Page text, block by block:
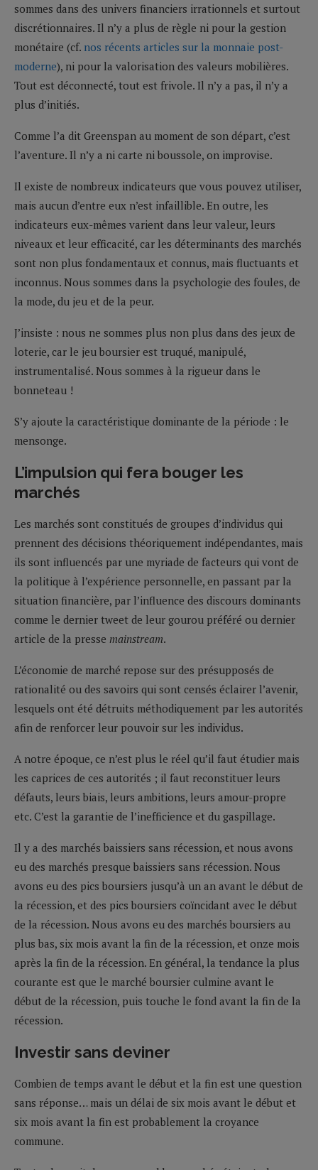
sommes dans des univers financiers irrationnels et surtout
discrétionnaires. Il n’y a plus de règle ni pour la gestion
monétaire (cf. nos récents articles sur la monnaie post-
moderne), ni pour la valorisation des valeurs mobilières.
Tout est déconnecté, tout est frivole. Il n’y a pas, il n’y a
plus d’initiés.
Comme l’a dit Greenspan au moment de son départ, c’est
l’aventure. Il n’y a ni carte ni boussole, on improvise.
Il existe de nombreux indicateurs que vous pouvez utiliser,
mais aucun d’entre eux n’est infaillible. En outre, les
indicateurs eux-mêmes varient dans leur valeur, leurs
niveaux et leur efficacité, car les déterminants des marchés
sont non plus fondamentaux et connus, mais fluctuants et
inconnus. Nous sommes dans la psychologie des foules, de
la mode, du jeu et de la peur.
J’insiste : nous ne sommes plus non plus dans des jeux de
loterie, car le jeu boursier est truqué, manipulé,
instrumentalisé. Nous sommes à la rigueur dans le
bonneteau !
S’y ajoute la caractéristique dominante de la période : le
mensonge.
L’impulsion qui fera bouger les
marchés
Les marchés sont constitués de groupes d’individus qui
prennent des décisions théoriquement indépendantes, mais
ils sont influencés par une myriade de facteurs qui vont de
la politique à l’expérience personnelle, en passant par la
situation financière, par l’influence des discours dominants
comme le dernier tweet de leur gourou préféré ou dernier
article de la presse mainstream.
L’économie de marché repose sur des présupposés de
rationalité ou des savoirs qui sont censés éclairer l’avenir,
lesquels ont été détruits méthodiquement par les autorités
afin de renforcer leur pouvoir sur les individus.
A notre époque, ce n’est plus le réel qu’il faut étudier mais
les caprices de ces autorités ; il faut reconstituer leurs
défauts, leurs biais, leurs ambitions, leurs amour-propre
etc. C’est la garantie de l’inefficience et du gaspillage.
Il y a des marchés baissiers sans récession, et nous avons
eu des marchés presque baissiers sans récession. Nous
avons eu des pics boursiers jusqu’à un an avant le début de
la récession, et des pics boursiers coïncidant avec le début
de la récession. Nous avons eu des marchés boursiers au
plus bas, six mois avant la fin de la récession, et onze mois
après la fin de la récession. En général, la tendance la plus
courante est que le marché boursier culmine avant le
début de la récession, puis touche le fond avant la fin de la
récession.
Investir sans deviner
Combien de temps avant le début et la fin est une question
sans réponse… mais un délai de six mois avant le début et
six mois avant la fin est probablement la croyance
commune.